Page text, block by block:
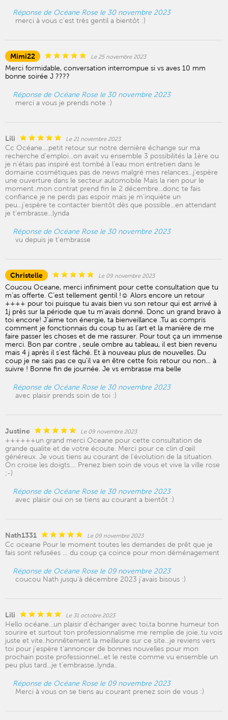
Réponse de Océane Rose le 30 novembre 2023
merci à vous c'est très gentil a bientôt :)
Mimi22 Le 25 novembre 2023
Merci formidable, conversation interrompue si vs aves 10 mm
bonne soirée J ????
Réponse de Océane Rose le 30 novembre 2023
merci a vous je prends note :)
Lili Le 21 novembre 2023
Cc Océane....petit retour sur notre dernière échange sur ma
recherche d'emploi...on avait vu ensemble 3 possibilités la 1ère ou
je n'étais pas inspiré est tombé à l'eau mon entretien dans le
domaine cosmétiques pas de news malgré mes relances...j'espère
une ouverture dans le secteur automobile Mais la rien pour le
moment..mon contrat prend fin le 2 décembre...donc te fais
confiance je ne perds pas espoir mais je m'inquiète un
peu...j'espère te contacter bientôt dès que possible...en attendant
je t'embrasse...lynda
Réponse de Océane Rose le 30 novembre 2023
vu depuis je t'embrasse
Christelle Le 09 novembre 2023
Coucou Oceane, merci infiniment pour cette consultation que tu
m’as offerte. C’est tellement gentil !☺️ Alors encore un retour
++++ pour toi puisque tu avais bien vu son retour qui est arrivé à
1j près sur la période que tu m’avais donné. Donc un grand bravo à
toi encore! J’aime ton énergie, ta bienveillance .Tu as compris
comment je fonctionnais du coup tu as l’art et la manière de me
faire passer les choses et de me rassurer. Pour tout ça un immense
merci. Bon par contre , seule ombre au tableau, il est bien revenu
mais 4 j après il s’est fâché. Et à nouveau plus de nouvelles. Du
coup je ne sais pas ce qu’il va en être cette fois retour ou non… à
suivre ! Bonne fin de journée. Je vs embrasse ma belle
Réponse de Océane Rose le 30 novembre 2023
avec plaisir prends soin de toi :)
Justine Le 09 novembre 2023
++++++un grand merci Oceane pour cette consultation de
grande qualite et de votre écoute. Merci pour ce clin d'œil
généreux. Je vous tiens au courant de l'évolution de la situation.
On croise les doigts.... Prenez bien soin de vous et vive la ville rose
;-)
Réponse de Océane Rose le 30 novembre 2023
avec plaisir oui on se tiens au courant a bientôt :)
Nath1331 Le 09 novembre 2023
Cc oceane Pour le moment toutes les demandes de prêt que je
fais sont refusées … du coup ça coince pour mon déménagement
Réponse de Océane Rose le 09 novembre 2023
coucou Nath jusqu'à décembre 2023 j'avais bisous :)
Lili Le 31 octobre 2023
Hello océane...un plaisir d'échanger avec toi,ta bonne humeur ton
sourire et surtout ton professionnalisme me remplie de joie..tu vois
juste et vite..honnêtement la meilleure sur ce site...je reviens vers
toi pour j'espère t'annoncer de bonnes nouvelles pour mon
prochain poste professionnel...et le reste comme vu ensemble un
peu plus tard...je t'embrasse..lynda..
Réponse de Océane Rose le 09 novembre 2023
Merci à vous on se tiens au courant prenez soin de vous :)